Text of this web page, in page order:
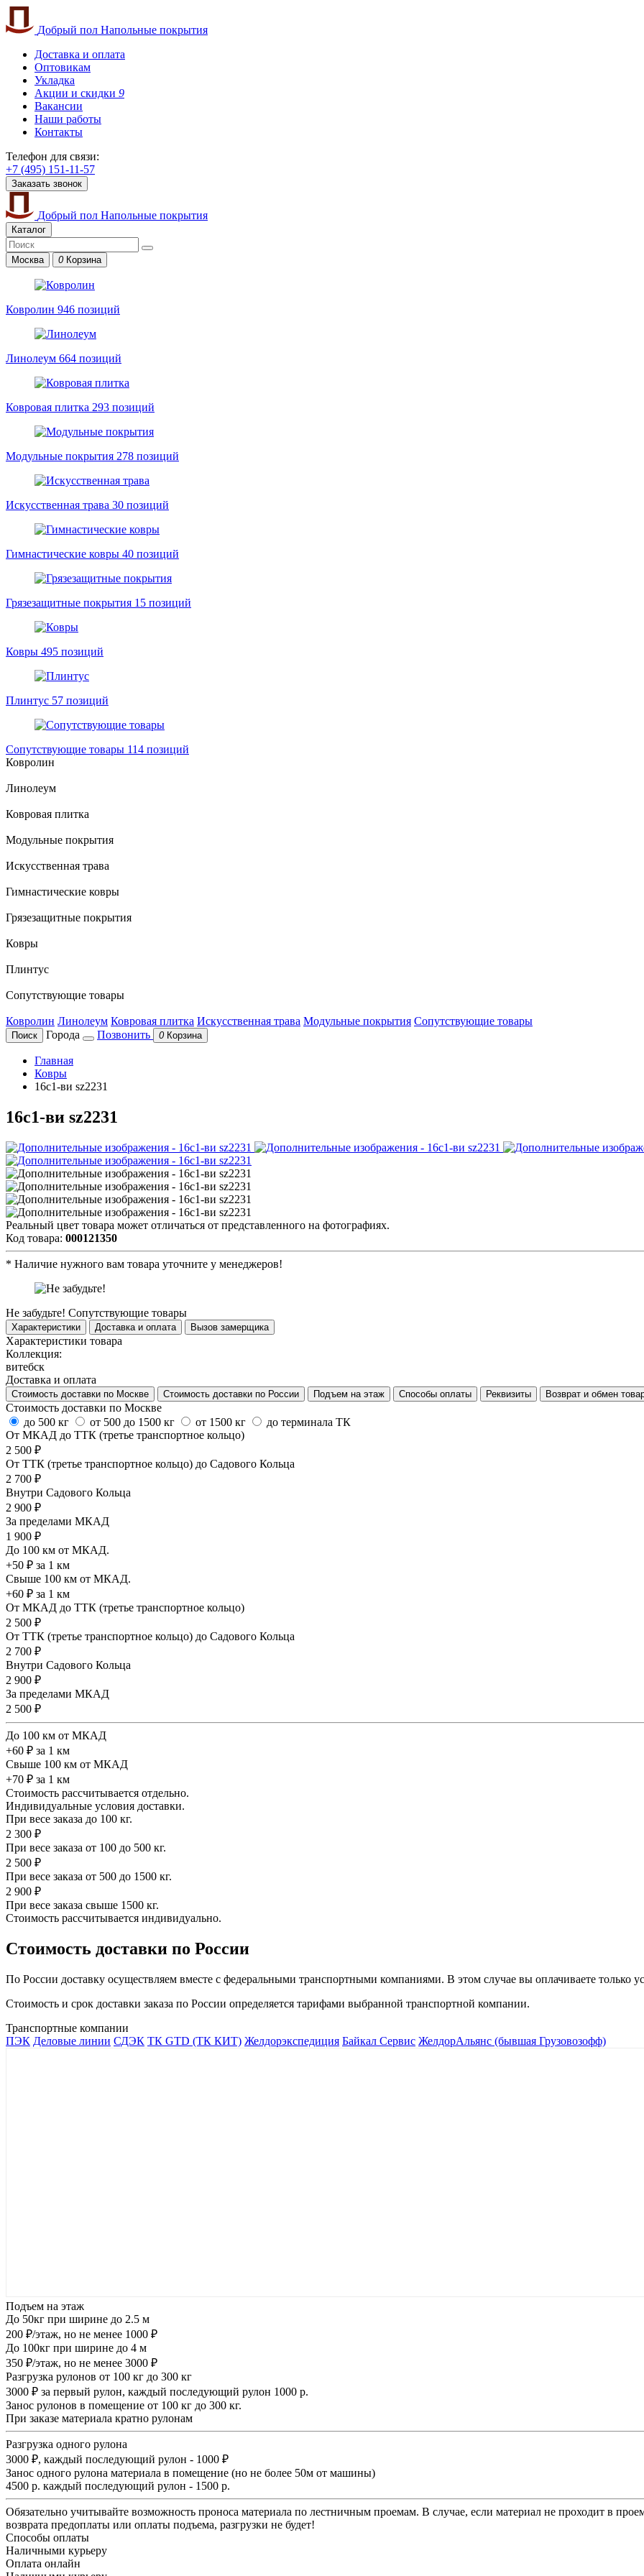
Добрый пол Напольные покрытия
Доставка и оплата
Оптовикам
Укладка
Акции и скидки 9
Вакансии
Наши работы
Контакты
Телефон для связи:
+7 (495) 151-11-57
Заказать звонок
Добрый пол Напольные покрытия
Каталог
Москва 0 Корзина
Ковролин 946 позиций
Линолеум 664 позиций
Ковровая плитка 293 позиций
Модульные покрытия 278 позиций
Искусственная трава 30 позиций
Гимнастические ковры 40 позиций
Грязезащитные покрытия 15 позиций
Ковры 495 позиций
Плинтус 57 позиций
Сопутствующие товары 114 позиций
Ковролин
Линолеум
Ковровая плитка
Модульные покрытия
Искусственная трава
Гимнастические ковры
Грязезащитные покрытия
Ковры
Плинтус
Сопутствующие товары
Ковролин Линолеум Ковровая плитка Искусственная трава Модульные покрытия Сопутствующие товары
Поиск Города Позвонить 0 Корзина
Главная
Ковры
16с1-ви sz2231
16с1-ви sz2231
Реальный цвет товара может отличаться от представленного на фотографиях.
Код товара: 000121350
* Наличие нужного вам товара уточните у менеджеров!
Не забудьте! Сопутствующие товары
Характеристики Доставка и оплата Вызов замерщика
Характеристики товара
Коллекция:
витебск
Доставка и оплата
Стоимость доставки по Москве Стоимость доставки по России Подъем на этаж Способы оплаты Реквизиты Возврат и обмен
Стоимость доставки по Москве
до 500 кг
от 500 до 1500 кг от 1500 кг
до терминала ТК
От МКАД до ТТК (третье транспортное кольцо)
2 500 ₽
От ТТК (третье транспортное кольцо) до Садового Кольца
2 700 ₽
Внутри Садового Кольца
2 900 ₽
За пределами МКАД
1 900 ₽
До 100 км от МКАД.
+50 ₽ за 1 км
Свыше 100 км от МКАД.
+60 ₽ за 1 км
От МКАД до ТТК (третье транспортное кольцо)
2 500 ₽
От ТТК (третье транспортное кольцо) до Садового Кольца
2 700 ₽
Внутри Садового Кольца
2 900 ₽
За пределами МКАД
2 500 ₽
До 100 км от МКАД
+60 ₽ за 1 км
Свыше 100 км от МКАД
+70 ₽ за 1 км
Стоимость рассчитывается отдельно.
Индивидуальные условия доставки.
При весе заказа до 100 кг.
2 300 ₽
При весе заказа от 100 до 500 кг.
2 500 ₽
При весе заказа от 500 до 1500 кг.
2 900 ₽
При весе заказа свыше 1500 кг.
Стоимость рассчитывается индивидуально.
Стоимость доставки по России
По России доставку осуществляем вместе с федеральными транспортными компаниями. В этом случае вы оплачиваете только
Стоимость и срок доставки заказа по России определяется тарифами выбранной транспортной компании.
Транспортные компании
ПЭК Деловые линии СДЭК ТК GTD (ТК КИТ) Желдорэкспедиция Байкал Сервис ЖелдорАльянс (бывшая Грузовозофф)
Подъем на этаж
До 50кг при ширине до 2.5 м
200 ₽/этаж, но не менее 1000 ₽
До 100кг при ширине до 4 м
350 ₽/этаж, но не менее 3000 ₽
Разгрузка рулонов от 100 кг до 300 кг
3000 ₽ за первый рулон, каждый последующий рулон 1000 р.
Занос рулонов в помещение от 100 кг до 300 кг.
При заказе материала кратно рулонам
Разгрузка одного рулона
3000 ₽, каждый последующий рулон - 1000 ₽
Занос одного рулона материала в помещение (но не более 50м от машины)
4500 р. каждый последующий рулон - 1500 р.
Обязательно учитывайте возможность проноса материала по лестничным проемам. В случае, если материал не проходит в
возврата предоплаты или оплаты подъема, разгрузки не будет!
Способы оплаты
Наличными курьеру
Оплата онлайн